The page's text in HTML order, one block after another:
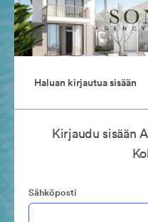
Haluan kirjautua sisään
Kirjaudu sisään
Sähköposti